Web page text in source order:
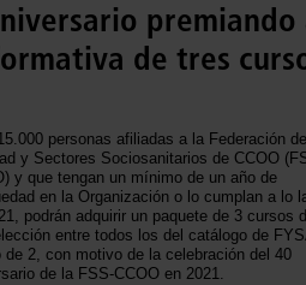
premiando
de tres
personas afiliadas a la Federación de
y Sectores Sociosanitarios de CCOO
y que tengan un mínimo de un año de
en la Organización o lo cumplan a lo
podrán adquirir un paquete de 3 cursos
entre todos los del catálogo de
de 2, con motivo de la celebración del 40
de la FSS-CCOO en 2021.